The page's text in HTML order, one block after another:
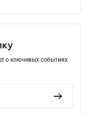
о ключевых событиях